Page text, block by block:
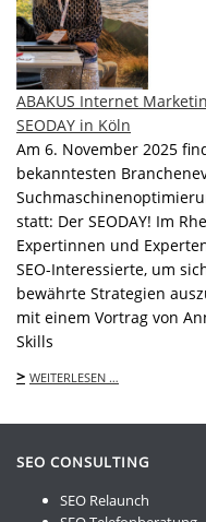
ABAKUS Internet
SEODAY in Köln
Am 6. November 2025
bekanntesten
statt: Der SEODAY! Im
Expertinnen und
SEO-Interessierte, um
bewährte Strategien
mit einem Vortrag von
Skills
> WEITERLESEN …
SEO CONSULTING
SEO Relaunch